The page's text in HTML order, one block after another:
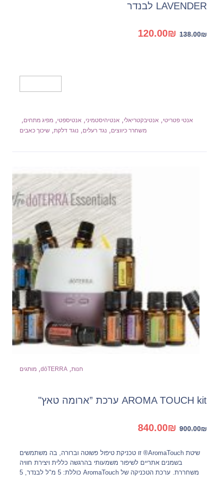
LAVENDER לבנדר
138.00₪
המחיר
120.00₪
אנטי פטריטי, אנטיבקטריאלי, אנטיהיסטמיני, אנטיספטי, מפיג מתחים,
משחרר כיווצים, נגד רעלים, נוגד דלקת, שיכוך כאבים
חנות,
dōTERRA
, מותגים
AROMA TOUCH kit ערכת ”ארומה טאץ"
900.00₪
המחיר
900.00₪.
840.00₪
840.00₪.
שיטת AromaTouch® זו טכניקת טיפול פשוטה וברורה, בה משתמשים
בשמנים אתריים לשיפור משמעותי בהרגשה כללית ויצירת חוויה
משחררת. ערכת הטכניקה של AromaTouch כוללת: 5 מ"ל לבנדר, 5